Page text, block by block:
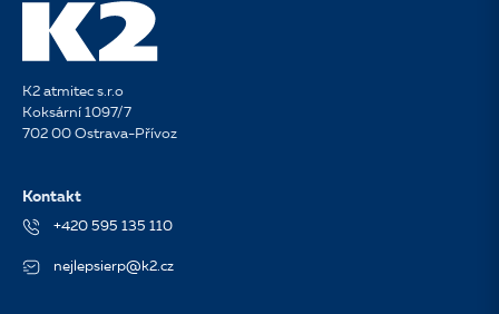
K2 atmitec s.r.o
Koksární 1097/7
702 00 Ostrava-Přívoz
Kontakt
+420 595 135 110
nejlepsierp@k2.cz